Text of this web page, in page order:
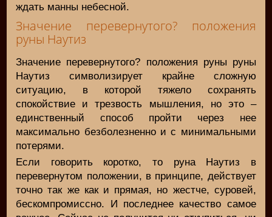
ждать манны небесной.
Значение перевернутого? положения
руны Наутиз
Значение перевернутого? положения руны руны
Наутиз символизирует крайне сложную
ситуацию, в которой тяжело сохранять
спокойствие и трезвость мышления, но это –
единственный способ пройти через нее
максимально безболезненно и с минимальными
потерями.
Если говорить коротко, то руна Наутиз в
перевернутом положении, в принципе, действует
точно так же как и прямая, но жестче, суровей,
бескомпромиссно. И последнее качество самое